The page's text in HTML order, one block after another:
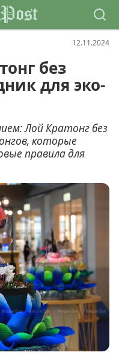
12.11.2024
без
для эко-
Лой Кратонг без
которые
правила для